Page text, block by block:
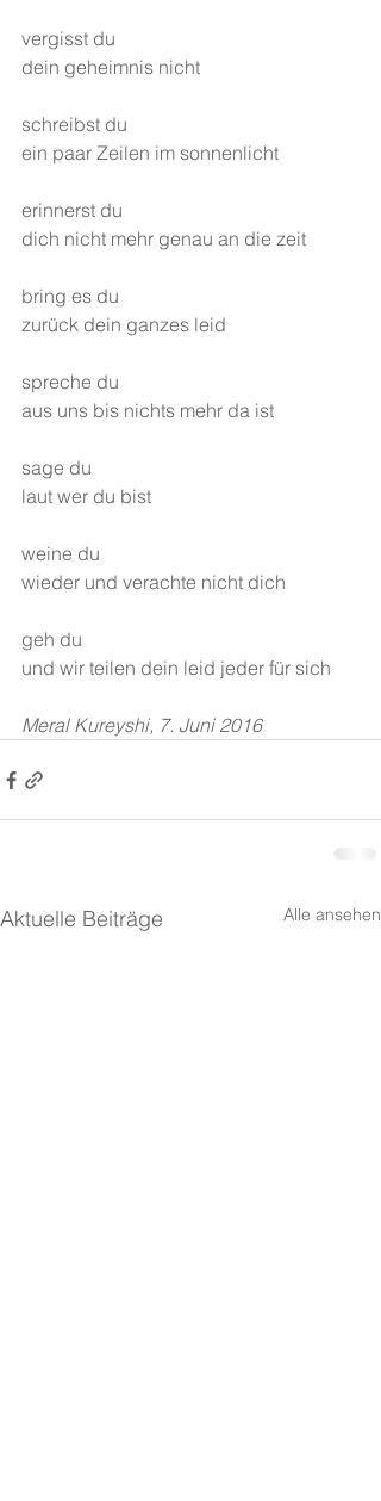
vergisst du
dein geheimnis nicht
schreibst du
ein paar Zeilen im sonnenlicht
erinnerst du
dich nicht mehr genau an die zeit
bring es du
zurück dein ganzes leid
spreche du
aus uns bis nichts mehr da ist
sage du
laut wer du bist
weine du
wieder und verachte nicht dich
geh du
und wir teilen dein leid jeder für sich
Meral Kureyshi, 7. Juni 2016
Aktuelle Beiträge Alle ansehen